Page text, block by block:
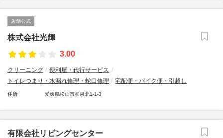
店舗公式
株式会社光輝
3.00
クリーニング
便利屋・代行サービス
トイレつまり・水漏れ修理・蛇口修理
宅配便・バイク便・引越し
住所 愛媛県松山市和泉北1-1-3
有限会社リビングセンター